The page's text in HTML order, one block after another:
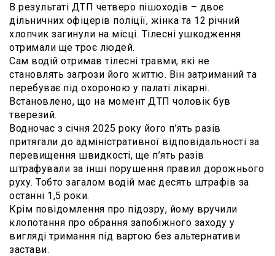
В результаті ДТП четверо пішоходів – двоє
дільничних офіцерів поліції, жінка та 12 річний
хлопчик загинули на місці. Тілесні ушкодження
отримали ще троє людей.
Сам водій отримав тілесні травми, які не
становлять загрози його життю. Він затриманий та
перебуває під охороною у палаті лікарні.
Встановлено, що на момент ДТП чоловік був
тверезий.
Водночас з січня 2025 року його п’ять разів
притягали до адміністративної відповідальності за
перевищення швидкості, ще п’ять разів
штрафували за інші порушення правил дорожнього
руху. Тобто загалом водій має десять штрафів за
останні 1,5 роки.
Крім повідомлення про підозру, йому вручили
клопотання про обрання запобіжного заходу у
вигляді тримання під вартою без альтернативи
застави.